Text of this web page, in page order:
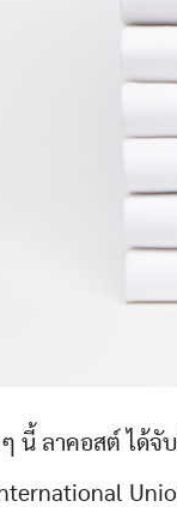
ๆ นี้ ลาคอสต์ ได้